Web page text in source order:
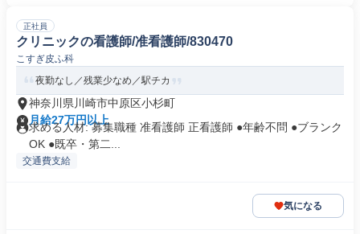
正社員
クリニックの看護師/准看護師/830470
こすぎ皮ふ科
夜勤なし／残業少なめ／駅チカ
神奈川県川崎市中原区小杉町
月給27万円以上
求める人材: 募集職種 准看護師 正看護師 ●年齢不問 ●ブランク
OK ●既卒・第二...
交通費支給
気になる